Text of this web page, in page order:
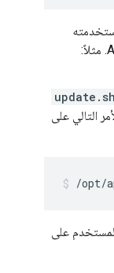
update.sh
التالي على
/opt/
على